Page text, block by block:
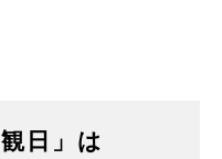
日」は